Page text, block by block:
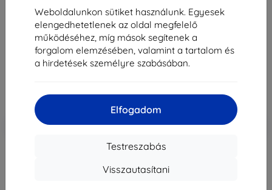
Weboldalunkon sütiket használunk. Egyesek
elengedhetetlenek az oldal megfelelő
működéséhez, míg mások segítenek a
forgalom elemzésében, valamint a tartalom és
a hirdetések személyre szabásában.
Elfogadom
Testreszabás
Visszautasítani
Alkalmas: Apple iPhone XR Apple iPhone 11
Leírás és specifikáció
4 390 Ft
3 951 Ft
Ár ÁFA nelkül3 111 Ft
-10% Kedvezmény kuponnalEXTRA10 Kosárba
Külső raktáron > 5 db